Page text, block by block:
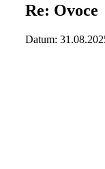
Re: Ovoce
Datum: